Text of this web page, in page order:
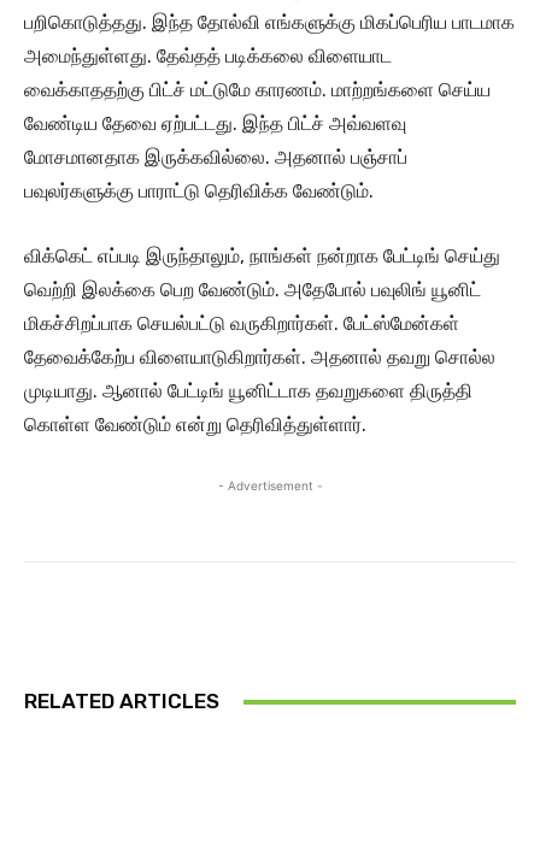
பறிகொடுத்தது. இந்த தோல்வி எங்களுக்கு மிகப்பெரிய பாடமாக
அமைந்துள்ளது. தேவ்தத் படிக்கலை விளையாட
வைக்காததற்கு பிட்ச் மட்டுமே காரணம். மாற்றங்களை செய்ய
வேண்டிய தேவை ஏற்பட்டது. இந்த பிட்ச் அவ்வளவு
மோசமானதாக இருக்கவில்லை. அதனால் பஞ்சாப்
பவுலர்களுக்கு பாராட்டு தெரிவிக்க வேண்டும்.
விக்கெட் எப்படி இருந்தாலும், நாங்கள் நன்றாக பேட்டிங் செய்து
வெற்றி இலக்கை பெற வேண்டும். அதேபோல் பவுலிங் யூனிட்
மிகச்சிறப்பாக செயல்பட்டு வருகிறார்கள். பேட்ஸ்மேன்கள்
தேவைக்கேற்ப விளையாடுகிறார்கள். அதனால் தவறு சொல்ல
முடியாது. ஆனால் பேட்டிங் யூனிட்டாக தவறுகளை திருத்தி
கொள்ள வேண்டும் என்று தெரிவித்துள்ளார்.
- Advertisement -
RELATED ARTICLES